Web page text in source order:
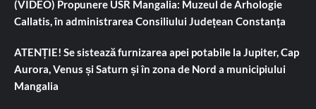
(VIDEO) Propunere USR Mangalia: Muzeul de Arhologie
Callatis, în administrarea Consiliului Județean Constanța
ATENȚIE! Se sistează furnizarea apei potabile la Jupiter, Cap
Aurora, Venus și Saturn și în zona de Nord a municipiului
Mangalia